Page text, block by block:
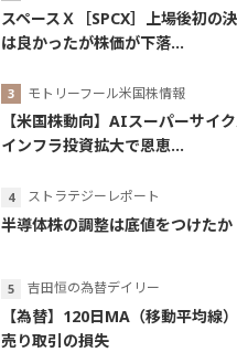
スペースＸ［SPCX］上場後初の
は良かったが株価が下落...
モトリーフール米国株情報
【米国株動向】AIスーパーサイ
インフラ投資拡大で恩恵...
ストラテジーレポート
半導体株の調整は底値をつけたか
吉田恒の為替デイリー
【為替】120日MA（移動平均線
売り取引の損失